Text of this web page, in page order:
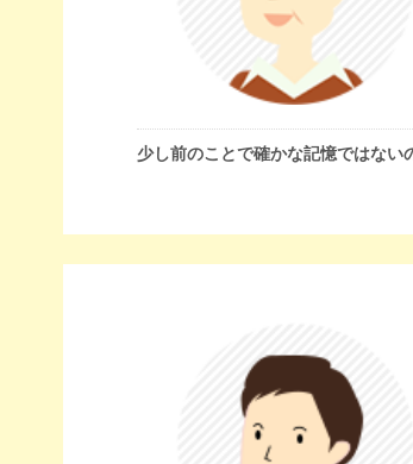
少し前のことで確かな記憶ではな